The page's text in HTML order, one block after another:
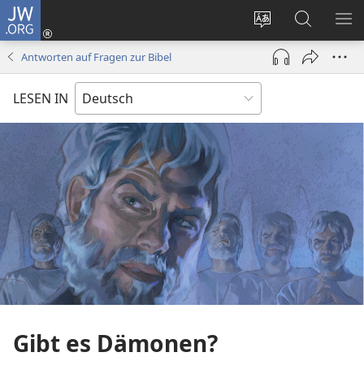
JW.ORG
Websitesprache
ändern
Anmelden
(öffnet
neues
Fenster)
Suche
Antworten auf Fragen zur Bibel
LESEN IN
Gibt es Dämonen?